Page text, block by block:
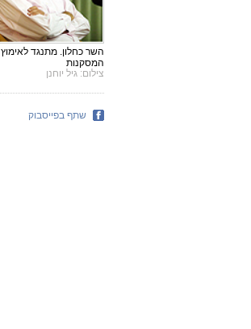
השר כחלון. מתנגד לאימוץ
המסקנות
צילום: גיל יוחנן
שתף בפייסבוק